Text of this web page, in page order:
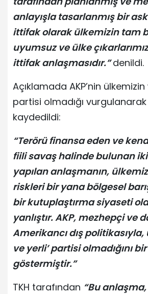
anlayışla tasarlanmış bir
ittifak olarak ülkemizin tam
uyumsuz ve ülke
ittifak anlaşmasıdır.” denildi.
Açıklamada AKP’nin
partisi olmadığı
kaydedildi:
“Terörü finansa eden ve
fiili savaş halinde bulunan
yapılan anlaşmanın,
riskleri bir yana bölgesel
bir kutuplaştırma siyaseti
yanlıştır. AKP, mezhepçi ve
Amerikancı dış
ve yerli’ partisi olmadığını
göstermiştir.”
TKH tarafından “Bu